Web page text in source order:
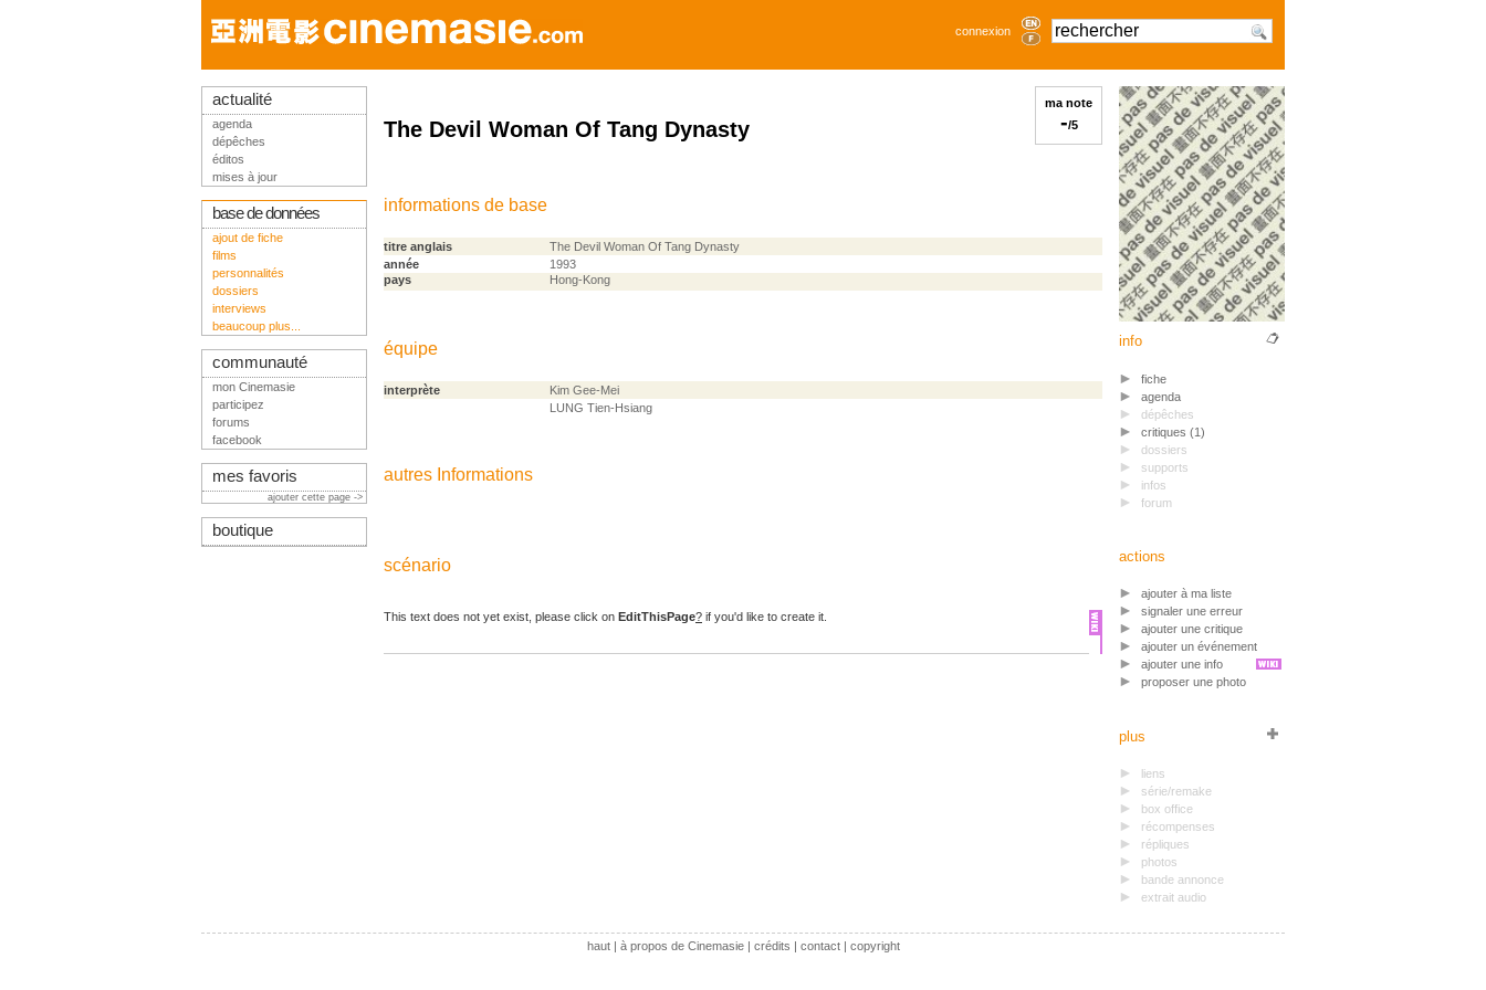
connexion
ma note
-/5
The Devil Woman Of Tang Dynasty
informations de base
titre anglais
The Devil Woman Of Tang Dynasty
année
1993
pays
Hong-Kong
équipe
interprète
Kim Gee-Mei
LUNG Tien-Hsiang
autres Informations
scénario
This text does not yet exist, please click on EditThisPage? if you'd like to create it.
info
fiche
agenda
dépêches
critiques (1)
dossiers
supports
infos
forum
actions
ajouter à ma liste
signaler une erreur
ajouter une critique
ajouter un événement
ajouter une info
proposer une photo
plus
liens
série/remake
box office
récompenses
répliques
photos
bande annonce
extrait audio
actualité
agenda
dépêches
éditos
mises à jour
base de données
ajout de fiche
films
personnalités
dossiers
interviews
beaucoup plus...
communauté
mon Cinemasie
participez
forums
facebook
mes favoris
ajouter cette page ->
boutique
haut| à propos de Cinemasie| crédits | contact| copyright